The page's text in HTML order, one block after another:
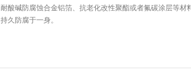
耐酸碱防腐蚀合金铝箔、抗老化改性聚酯或者氟碳涂层等材
持久防腐于一身。